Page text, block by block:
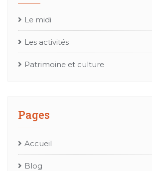
Le midi
Les activités
Patrimoine et culture
Pages
Accueil
Blog